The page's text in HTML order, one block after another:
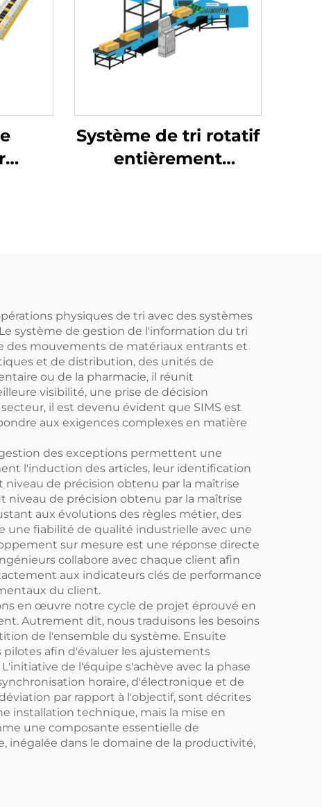
Système de tri rotatif
entièrement
physiques de tri avec des systèmes
système de gestion de l'information du tri
des mouvements de matériaux entrants et
et de distribution, des unités de
ou de la pharmacie, il réunit
visibilité, une prise de décision
il est devenu évident que SIMS est
aux exigences complexes en matière
des exceptions permettent une
l'induction des articles, leur identification
de précision obtenu par la maîtrise
niveau de précision obtenu par la maîtrise
aux évolutions des règles métier, des
une fiabilité de qualité industrielle avec une
sur mesure est une réponse directe
collabore avec chaque client afin
aux indicateurs clés de performance
du client.
en œuvre notre cycle de projet éprouvé en
Autrement dit, nous traduisons les besoins
de l'ensemble du système. Ensuite
afin d'évaluer les ajustements
de l'équipe s'achève avec la phase
horaire, d'électronique et de
par rapport à l'objectif, sont décrites
installation technique, mais la mise en
une composante essentielle de
dans le domaine de la productivité,